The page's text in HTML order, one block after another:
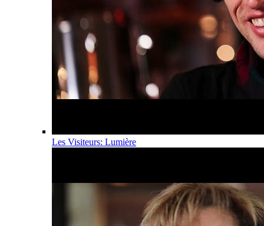
Les Visiteurs: Lumière